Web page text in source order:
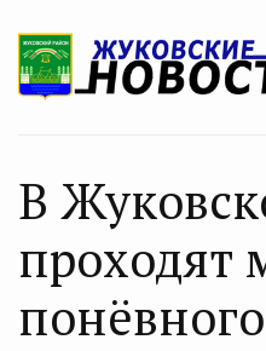
В
проходят